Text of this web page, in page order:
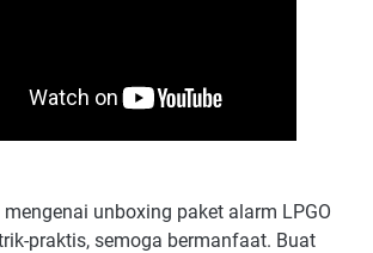
unboxing paket alarm LPGO
praktis, semoga bermanfaat. Buat